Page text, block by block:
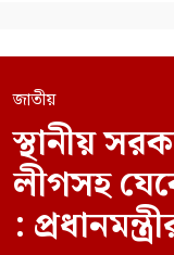
জাতীয়
স্থানীয়
লীগসহ
: